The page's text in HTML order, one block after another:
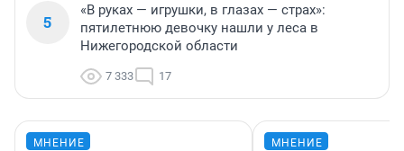
5
«В руках — игрушки, в глазах — страх»:
пятилетнюю девочку нашли у леса в
Нижегородской области
7 333 17
МНЕНИЕ МНЕНИЕ